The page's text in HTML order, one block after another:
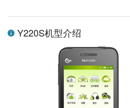
Y220S机型介绍